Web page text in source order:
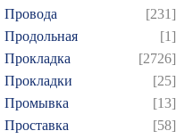
Провода
[231]
Продольная
[1]
Прокладка
[2726]
Прокладки
[25]
Промывка
[13]
Проставка
[58]